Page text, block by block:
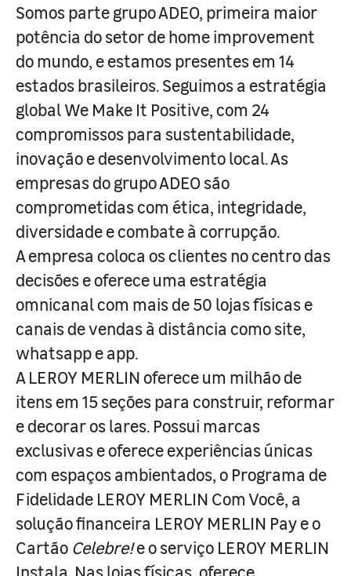
Somos parte grupo ADEO, primeira maior
potência do setor de home improvement
do mundo, e estamos presentes em 14
estados brasileiros. Seguimos a estratégia
global We Make It Positive, com 24
compromissos para sustentabilidade,
inovação e desenvolvimento local. As
empresas do grupo ADEO são
comprometidas com ética, integridade,
diversidade e combate à corrupção.
A empresa coloca os clientes no centro das
decisões e oferece uma estratégia
omnicanal com mais de 50 lojas físicas e
canais de vendas à distância como site,
whatsapp e app.
A LEROY MERLIN oferece um milhão de
itens em 15 seções para construir, reformar
e decorar os lares. Possui marcas
exclusivas e oferece experiências únicas
com espaços ambientados, o Programa de
Fidelidade LEROY MERLIN Com Você, a
solução financeira LEROY MERLIN Pay e o
Cartão Celebre!e o serviço LEROY MERLIN
Instala. Nas lojas físicas, oferece